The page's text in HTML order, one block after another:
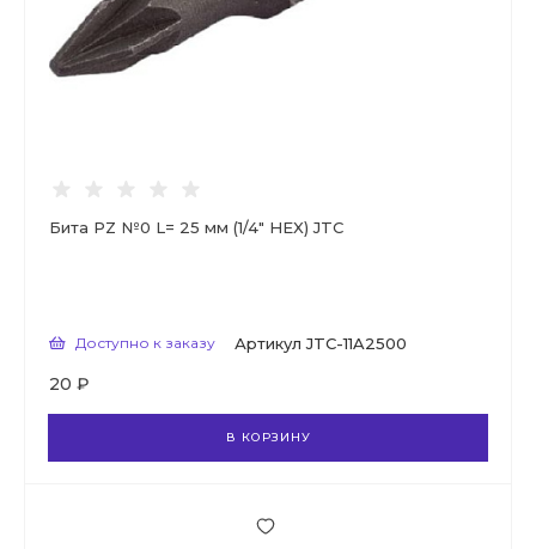
Бита PZ №0 L= 25 мм (1/4" HEX) JTC
Доступно к заказу Артикул JTC-11A2500
20 ₽
В КОРЗИНУ